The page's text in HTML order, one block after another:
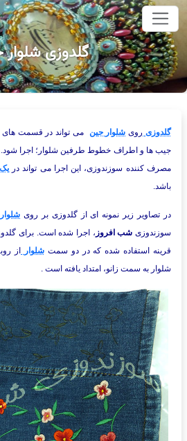
اصلی
گلدوزی
گلدوزی روی شلوار جین می تواند در قسمت
جیب ها و اطراف خطوط طرفین شلوار؛ اجرا شود.
مصرف کننده سوزندوزی، این اجرا می تواند در
باشد.
در تصاویر زیر نمونه ای از گلدوزی بر روی
سوزندوزی شب افروز ، اجرا شده است. برای
قرینه استفاده شده که در دو سمتشلوار
از
شلوار به سمت زانو، امتداد یافته است .